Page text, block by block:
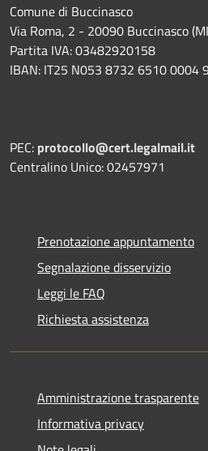
Comune di Buccinasco
Via Roma, 2 - 20090 Buccinasco
Partita IVA: 03482920158
IBAN: IT25 N053 8732 6510 0004
PEC: protocollo@cert.legalmail.it
Centralino Unico: 02457971
Prenotazione appuntamento
Segnalazione disservizio
Leggi le FAQ
Richiesta assistenza
Amministrazione trasparente
Informativa privacy